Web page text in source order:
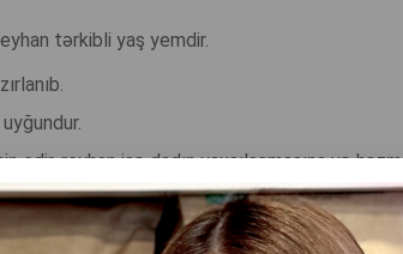
tərkibli yaş yemdir.
reyhan isə dadın yaxşılaşmasına və həzm
və itin sağlamlığını, aktivliyini və ümumi